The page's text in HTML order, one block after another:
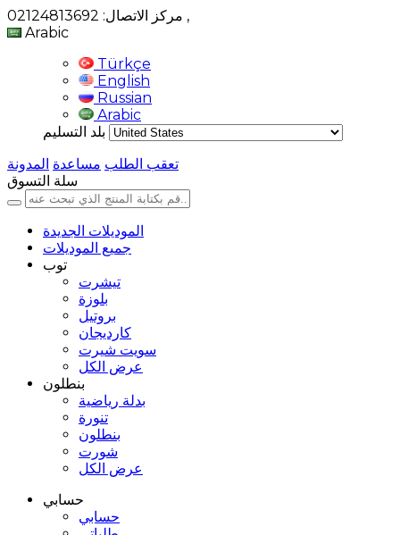
,
Arabic
Türkçe
English
Russian
Arabic
بلد التسليم
تعقب الطلب مساعدة المدونة
سلة التسوق
الموديلات الجديدة
جميع الموديلات
توب
تيشرت
بلوزة
بروتيل
كارديجان
سويت شيرت
عرض الكل
بنطلون
بدلة رياضية
تنورة
بنطلون
شورت
عرض الكل
حسابي
حسابي